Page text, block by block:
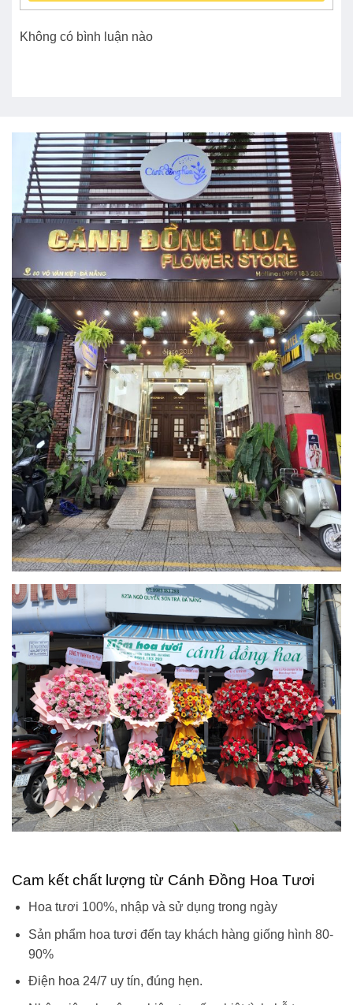
Không có bình luận nào
Cam kết chất lượng từ Cánh Đồng Hoa Tươi
Hoa tươi 100%, nhập và sử dụng trong ngày
Sản phẩm hoa tươi đến tay khách hàng giống hình 80-
90%
Điện hoa 24/7 uy tín, đúng hẹn.